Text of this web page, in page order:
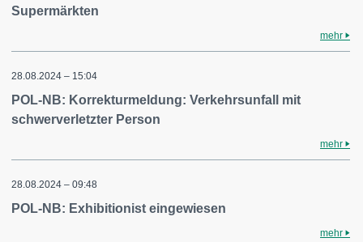
Supermärkten
mehr
28.08.2024 – 15:04
POL-NB: Korrekturmeldung: Verkehrsunfall mit
schwerverletzter Person
mehr
28.08.2024 – 09:48
POL-NB: Exhibitionist eingewiesen
mehr